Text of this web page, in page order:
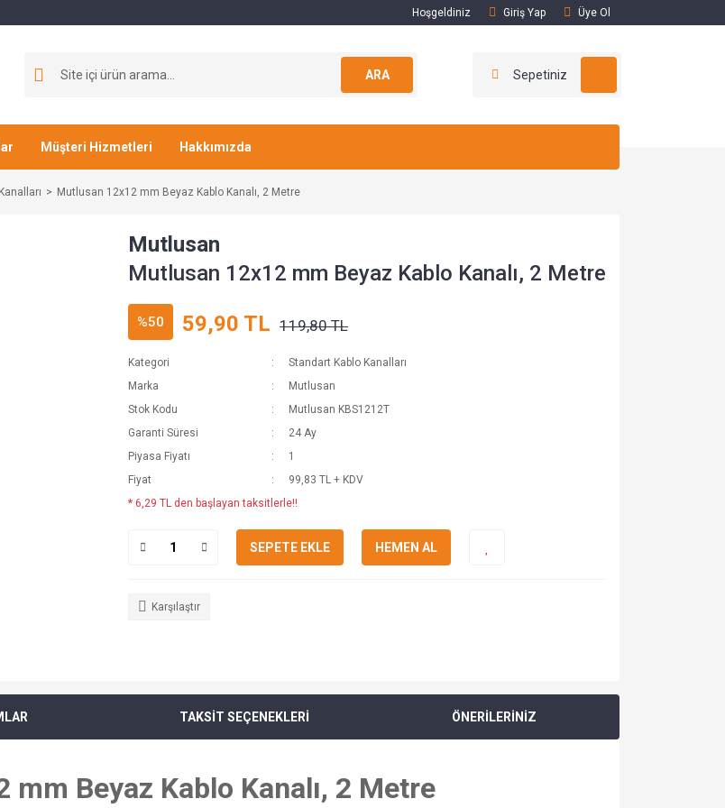
Hoşgeldiniz Giriş Yap Üye Ol
ARA Sepetiniz
Müşteri Hizmetleri Hakkımızda
Mutlusan 12x12 mm Beyaz Kablo Kanalı, 2 Metre
Mutlusan
Mutlusan 12x12 mm Beyaz Kablo Kanalı, 2 Metre
%50 59,90 TL 119,80 TL
Kategori
Standart Kablo Kanalları
Marka
Mutlusan
Stok Kodu
Mutlusan KBS1212T
Garanti Süresi
24 Ay
Piyasa Fiyatı
1
Fiyat
99,83 TL + KDV
* 6,29 TL den başlayan taksitlerle!!
SEPETE EKLE HEMEN AL
Karşılaştır
TAKSİT SEÇENEKLERİ ÖNERİLERİNİZ
mm Beyaz Kablo Kanalı, 2 Metre